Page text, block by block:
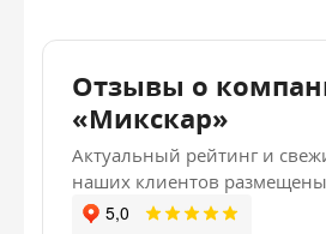
Отзывы о
«Микскар»
Актуальный рейтинг и
наших клиентов